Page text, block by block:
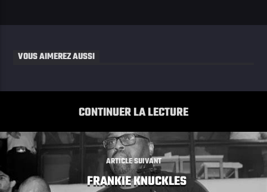
VOUS AIMEREZ AUSSI
CONTINUER LA LECTURE
ARTICLE SUIVANT
FRANKIE KNUCKLES